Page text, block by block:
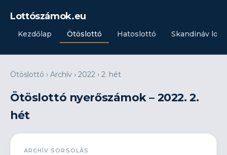
Lottószámok.eu
Kezdőlap Ötöslottó Hatoslottó Skandináv
Ötöslottó › Archív › 2022 › 2. hét
Ötöslottó nyerőszámok – 2022. 2.
hét
ARCHÍV SORSOLÁS